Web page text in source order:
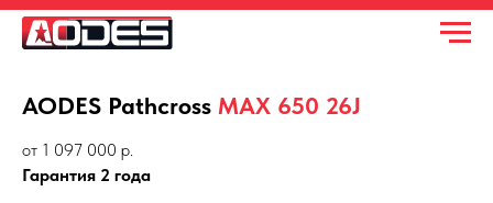
AODES Pathcross MAX 650 26J
от 1 097 000 р.
Гарантия 2 года